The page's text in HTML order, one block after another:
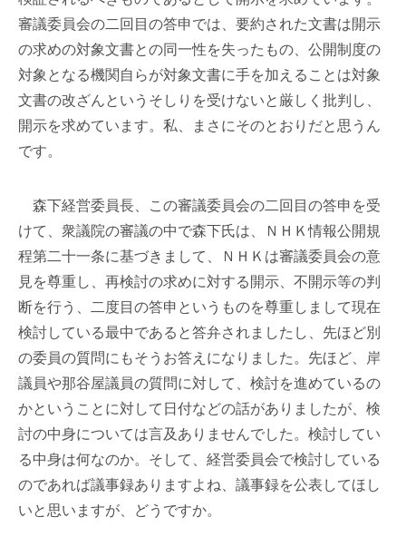
審議委員会の二回目の答申では、要約された文書は開示
の求めの対象文書との同一性を失ったもの、公開制度の
対象となる機関自らが対象文書に手を加えることは対象
文書の改ざんというそしりを受けないと厳しく批判し、
開示を求めています。私、まさにそのとおりだと思うん
です。
森下経営委員長、この審議委員会の二回目の答申を受
けて、衆議院の審議の中で森下氏は、ＮＨＫ情報公開規
程第二十一条に基づきまして、ＮＨＫは審議委員会の意
見を尊重し、再検討の求めに対する開示、不開示等の判
断を行う、二度目の答申というものを尊重しまして現在
検討している最中であると答弁されましたし、先ほど別
の委員の質問にもそうお答えになりました。先ほど、岸
議員や那谷屋議員の質問に対して、検討を進めているの
かということに対して日付などの話がありましたが、検
討の中身については言及ありませんでした。検討してい
る中身は何なのか。そして、経営委員会で検討している
のであれば議事録ありますよね、議事録を公表してほし
いと思いますが、どうですか。